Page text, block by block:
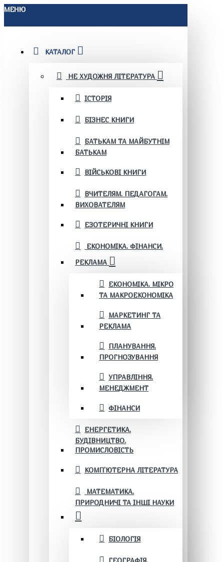
МЕНЮ
КАТАЛОГ
НЕ ХУДОЖНЯ ЛІТЕРАТУРА
ІСТОРІЯ
БІЗНЕС КНИГИ
БАТЬКАМ ТА МАЙБУТНІМ
БАТЬКАМ
ВІЙСЬКОВІ КНИГИ
ВЧИТЕЛЯМ. ПЕДАГОГАМ.
ВИХОВАТЕЛЯМ
ЕЗОТЕРИЧНІ КНИГИ
ЕКОНОМІКА. ФІНАНСИ.
РЕКЛАМА
ЕКОНОМІКА. МІКРО
ТА МАКРОЕКОНОМІКА
МАРКЕТИНГ ТА
РЕКЛАМА
ПЛАНУВАННЯ.
ПРОГНОЗУВАННЯ
УПРАВЛІННЯ.
МЕНЕДЖМЕНТ
ФІНАНСИ
ЕНЕРГЕТИКА.
БУДІВНИЦТВО.
ПРОМИСЛОВІСТЬ
КОМП'ЮТЕРНА ЛІТЕРАТУРА
МАТЕМАТИКА.
ПРИРОДНИЧІ ТА ІНШІ НАУКИ
БІОЛОГІЯ